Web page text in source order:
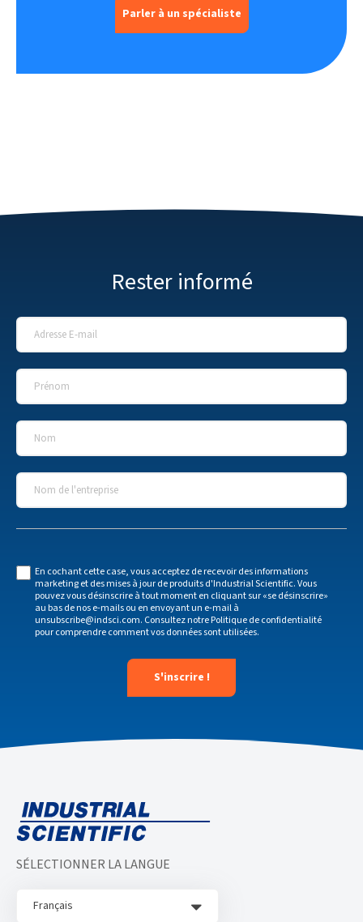
Parler à un spécialiste
Rester informé
Adresse E-mail
Prénom
Nom
Nom de l'entreprise
En cochant cette case, vous acceptez de recevoir des informations
marketing et des mises à jour de produits d'Industrial Scientific. Vous
pouvez vous désinscrire à tout moment en cliquant sur «se désinscrire»
au bas de nos e-mails ou en envoyant un e-mail à
unsubscribe@indsci.com. Consultez notrePolitique de confidentialité
pour comprendre comment vos données sont utilisées.
SÉLECTIONNER LA LANGUE
Français